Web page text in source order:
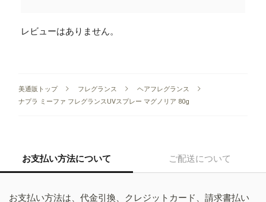
レビューはありません。
美通販トップ フレグランス
ヘアフレグランス
ナプラ ミーファ フレグランスUVスプレー マグノリア 80g
お支払い方法について ご配送について
お支払い方法は、代金引換、クレジットカード、請求書払い